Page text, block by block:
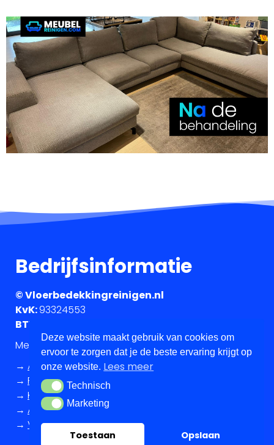
Deze website maakt gebruik van cookies om
ervoor te zorgen dat je de beste ervaring krijgt op
onze website. Lees meer
TechnischTechnisch
MarketingMarketing
Toestaan Opslaan
Bedrijfsinformatie
© Vloerbedekkingreinigen.nl
KvK:93324553
BTW-nummer:
Met
gemaakt voor
→ Algemene voorwaarden
→ Privacy Policy
→ Klantenservice
→ Annuleringsvoorwaarden
→ Vacatures